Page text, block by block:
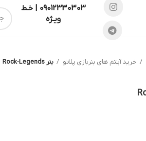
09012330303 | خـط
ویـژه
خرید آیتم های بنربازی پلاتو بنر Rock-Legends